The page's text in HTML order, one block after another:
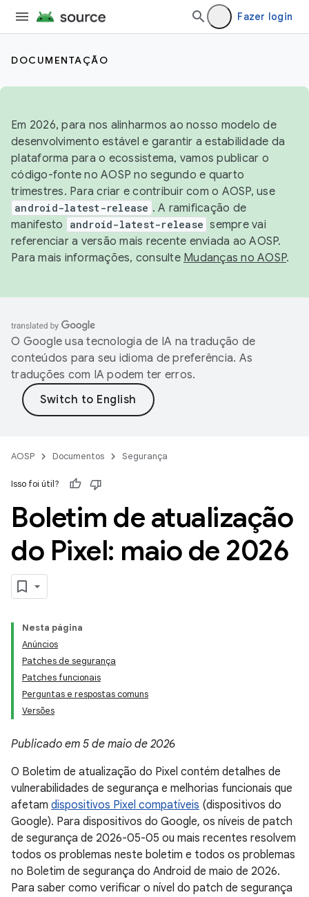
Fazer login
DOCUMENTAÇÃO
Em 2026, para nos alinharmos ao nosso modelo de
desenvolvimento estável e garantir a estabilidade da
plataforma para o ecossistema, vamos publicar o
código-fonte no AOSP no segundo e quarto
trimestres. Para criar e contribuir com o AOSP, use
android-latest-release . A ramificação de
manifesto
android-latest-release sempre vai
referenciar a versão mais recente enviada ao AOSP.
Para mais informações, consulte Mudanças no AOSP.
O Google usa tecnologia de IA na tradução de
conteúdos para seu idioma de preferência. As
traduções com IA podem ter erros.
AOSP Documentos Segurança
Isso foi útil?
Boletim de atualização
do Pixel: maio de 2026
Nesta página
Anúncios
Patches de segurança
Patches funcionais
Perguntas e respostas comuns
Versões
Publicado em 5 de maio de 2026
O Boletim de atualização do Pixel contém detalhes de
vulnerabilidades de segurança e melhorias funcionais que
afetam dispositivos Pixel compatíveis (dispositivos do
Google). Para dispositivos do Google, os níveis de patch
de segurança de 2026-05-05 ou mais recentes resolvem
todos os problemas neste boletim e todos os problemas
no Boletim de segurança do Android de maio de 2026.
Para saber como verificar o nível do patch de segurança